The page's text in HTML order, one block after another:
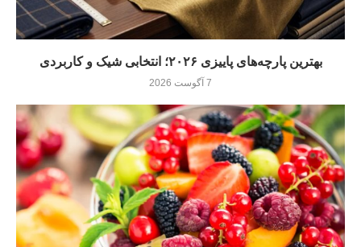
بهترین پارچه‌های پاییزی ۲۰۲۶؛ انتخابی شیک و کاربردی
7 آگوست 2026